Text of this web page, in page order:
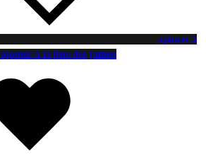
ajouter à
ajouter à la liste des jaimes